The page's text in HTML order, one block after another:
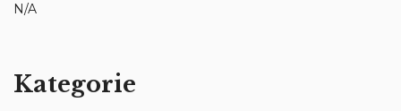
N/A
Kategorie